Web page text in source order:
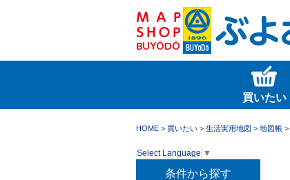
買いたい
HOME > 買いたい > 生活実用地図 > 地図帳 >
Select Language ▼
条件から探す